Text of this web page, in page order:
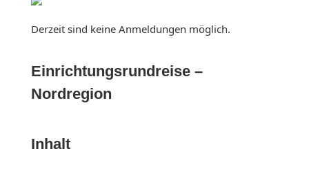
Einrichtungsrundreise –
Nordregion
Inhalt
Derzeit sind keine Anmeldungen möglich.